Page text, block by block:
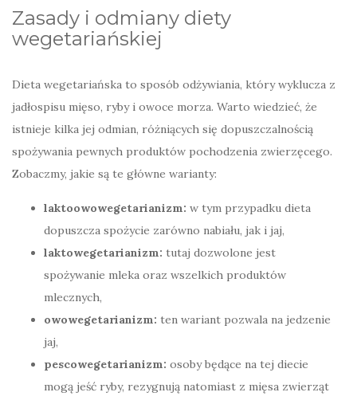
Zasady i odmiany diety
wegetariańskiej
Dieta wegetariańska to sposób odżywiania, który wyklucza z
jadłospisu mięso, ryby i owoce morza. Warto wiedzieć, że
istnieje kilka jej odmian, różniących się dopuszczalnością
spożywania pewnych produktów pochodzenia zwierzęcego.
Zobaczmy, jakie są te główne warianty:
laktoowowegetarianizm: w tym przypadku dieta
dopuszcza spożycie zarówno nabiału, jak i jaj,
laktowegetarianizm: tutaj dozwolone jest
spożywanie mleka oraz wszelkich produktów
mlecznych,
owowegetarianizm: ten wariant pozwala na jedzenie
jaj,
pescowegetarianizm: osoby będące na tej diecie
mogą jeść ryby, rezygnują natomiast z mięsa zwierząt